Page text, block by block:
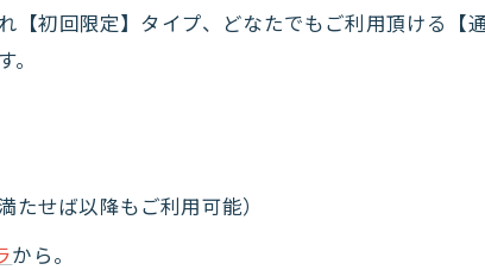
【初回限定】タイプ、どなたでもご利用頂ける【
せば以降もご利用可能）
から。